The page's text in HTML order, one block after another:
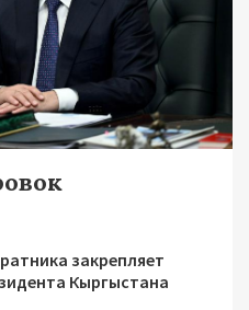
закрепляет
Кыргыстана